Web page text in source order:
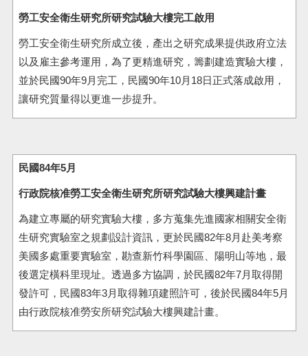
勞工安全衛生研究所研究試驗大樓完工啟用
勞工安全衛生研究所成立後，產出之研究成果提供政府立法
以及雇主參考運用，為了更精進研究，籌劃建造實驗大樓，
並於民國90年9月完工，民國90年10月18日正式落成啟用，
讓研究質量得以更進一步提升。
民國84年5月
行政院核准勞工安全衛生研究所研究試驗大樓興建計畫
為建立專屬的研究實驗大樓，多方蒐集先進國家相關安全衛
生研究實驗室之規劃設計資訊，更於民國82年8月赴美考察
美國多處重要實驗室，勘查新竹科學園區、陽明山等地，最
後選定橫科里現址。透過多方協調，於民國82年7月取得開
發許可，民國83年3月取得雜項建照許可，後於民國84年5月
由行政院核准勞安所研究試驗大樓興建計畫。